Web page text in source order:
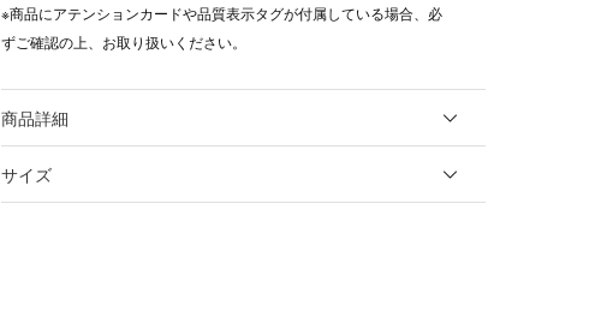
※商品にアテンションカードや品質表示タグが付属している場合、必
ずご確認の上、お取り扱いください。
商品詳細
サイズ